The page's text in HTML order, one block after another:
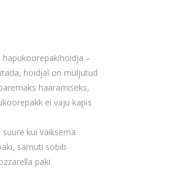
hapukoorepakihoidja –
hoidjal on muljutud
haaramiseks,
ei vaju kapis
kui väiksema
samuti sobib
paki